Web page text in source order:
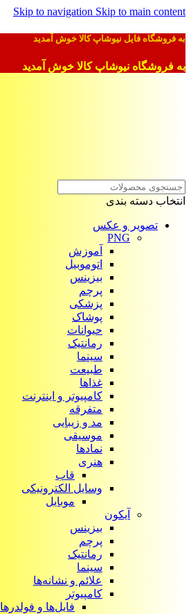
Skip to navigation Skip to main content
به فروشگاه فایل نیوشاپ کالا خوش آمدید
به فروشگاه نیوشاپ کالا خوش آمدید
انتخاب دسته بندی
تصویر و عکس
PNG
آموزش
اتوموبیل
بیزینس
پرچم
پزشکی
پوشاک
حیوانات
رمانتیک
سینما
طبیعت
غذاها
کامپیوتر و اینترنت
متفرقه
مد و زیبایی
موسیقی
نمادها
هنری
قاب
وسایل الکترونیکی
موبایل
آیکون‌
بیزینس
پرچم
رمانتیک
سینما
علائم و نشانه‌ها
کامپیوتر
فایل‌ها و فولدرها